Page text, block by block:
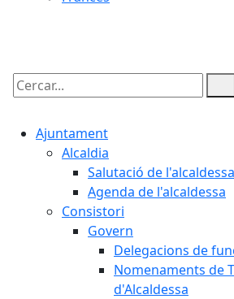
Cercar:
Ajuntament
Alcaldia
Salutació de l'alcaldessa
Agenda de l'alcaldessa
Consistori
Govern
Delegacions de
Nomenaments de
d'Alcaldessa